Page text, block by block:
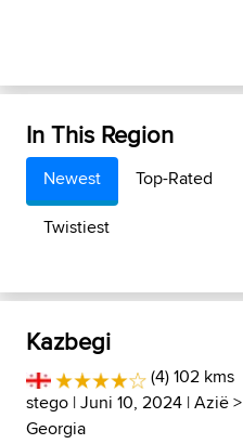
In This Region
Newest Top-Rated
Twistiest
Kazbegi
(4) 102 kms
stego | Juni 10, 2024 |Azië>
Georgia